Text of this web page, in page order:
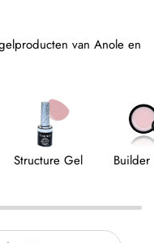
van Anole en
Structure Gel